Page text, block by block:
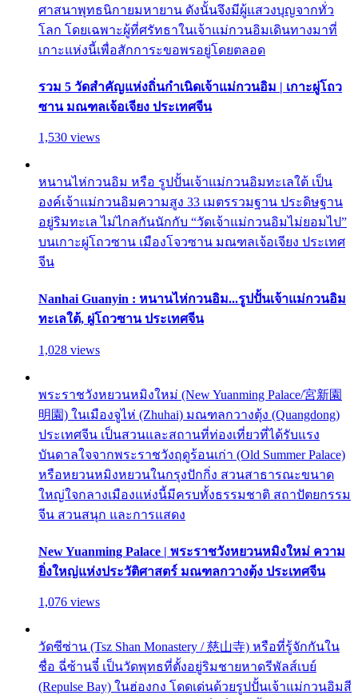
ศาสนาพุทธนิกายมหายาน ดังนั้นจึงมีผู้แสวงบุญจากทั่ว
โลก โดยเฉพาะผู้ที่ศรัทธาในเจ้าแม่กวนอิมเดินทางมาที่
เกาะแห่งนี้เพื่อสักการะขอพรอยู่โดยตลอด
รวม 5 วัดสำคัญแห่งถิ่นกำเนิดเจ้าแม่กวนอิม | เกาะผู่โถว
ซาน มณฑลเจ้อเจียง ประเทศจีน
1,530 views
หนานไห่กวนอิม หรือ รูปปั้นเจ้าแม่กวนอิมทะเลใต้ เป็น
องค์เจ้าแม่กวนอิมความสูง 33 เมตรรวมฐาน ประดิษฐาน
อยู่ริมทะเล ไม่ไกลกันนักกับ “วัดเจ้าแม่กวนอิมไม่ยอมไป”
บนเกาะผู่โถวซาน เมืองโจวซาน มณฑลเจ้อเจียง ประเทศ
จีน
Nanhai Guanyin : หนานไห่กวนอิม...รูปปั้นเจ้าแม่กวนอิม
ทะเลใต้, ผู่โถวซาน ประเทศจีน
1,028 views
พระราชวังหยวนหมิงใหม่ (New Yuanming Palace/宮新園
明園) ในเมืองจูไห่ (Zhuhai) มณฑลกวางตุ้ง (Quangdong)
ประเทศจีน เป็นสวนและสถานที่ท่องเที่ยวที่ได้รับแรง
บันดาลใจจากพระราชวังฤดูร้อนเก่า (Old Summer Palace)
หรือหยวนหมิงหยวนในกรุงปักกิ่ง สวนสาธารณะขนาด
ใหญ่ใจกลางเมืองแห่งนี้มีครบทั้งธรรมชาติ สถาปัตยกรรม
จีน สวนสนุก และการแสดง
New Yuanming Palace | พระราชวังหยวนหมิงใหม่ ความ
ยิ่งใหญ่แห่งประวัติศาสตร์ มณฑลกวางตุ้ง ประเทศจีน
1,076 views
วัดซีซ่าน (Tsz Shan Monastery / 慈山寺) หรือที่รู้จักกันใน
ชื่อ ฉี่ซ้านจี๋ เป็นวัดพุทธที่ตั้งอยู่ริมชายหาดรีพัลส์เบย์
(Repulse Bay) ในฮ่องกง โดดเด่นด้วยรูปปั้นเจ้าแม่กวนอิมสี